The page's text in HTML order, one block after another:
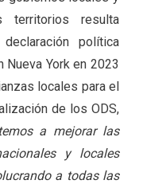
resulta
política
Nueva York en 2023
locales para el
de los ODS,
a mejorar las
y locales
a todas las